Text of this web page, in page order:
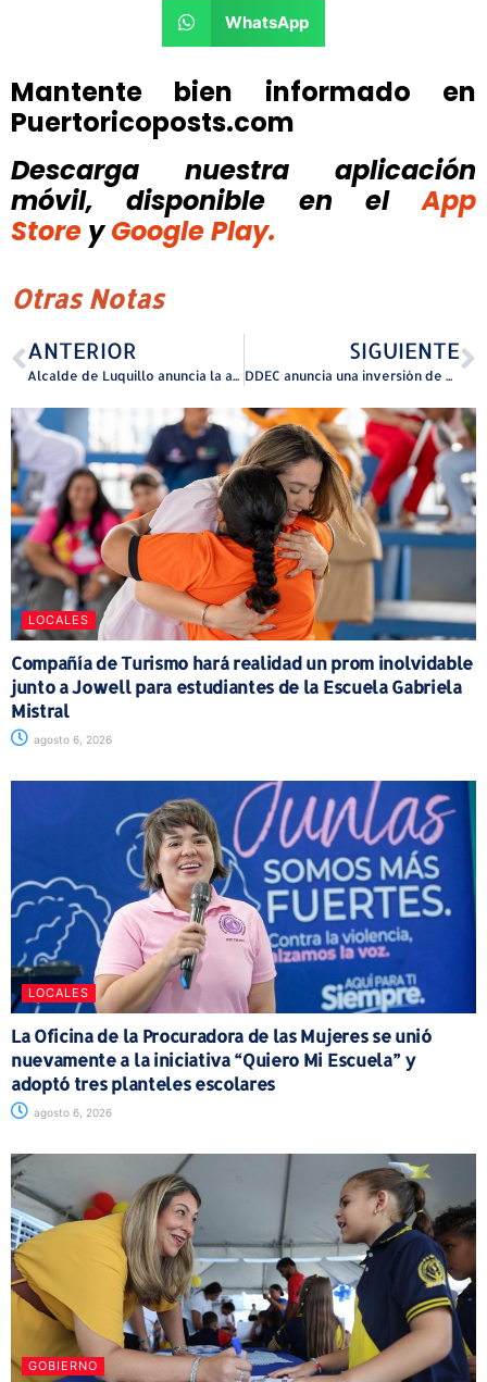
WhatsApp
Mantente bien informado en
Puertoricoposts.com
Descarga nuestra aplicación
móvil, disponible
en el
App
Store y Google Play.
Otras Notas
ANTERIOR
Alcalde de Luquillo anuncia la adquisición de moderna ambulancia municipal equipada para reforzar servicios de emergencias médicas
SIGUIENTE
DDEC anuncia una inversión de más de $36.2 millones de Onovexa en Humacao
LOCALES
Compañía de Turismo hará realidad un prom inolvidable
junto a Jowell para estudiantes de la Escuela Gabriela
Mistral
agosto 6, 2026
LOCALES
La Oficina de la Procuradora de las Mujeres se unió
nuevamente a la iniciativa “Quiero Mi Escuela” y
adoptó tres planteles escolares
agosto 6, 2026
GOBIERNO